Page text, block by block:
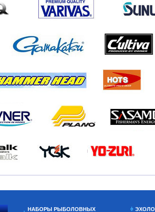
НАБОРЫ РЫБОЛОВНЫХ